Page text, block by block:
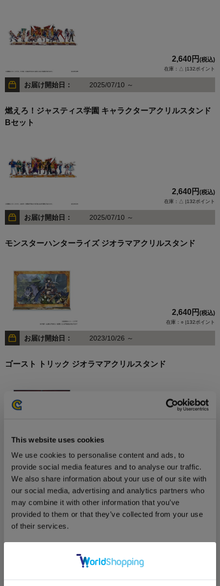
This website uses cookies
We use cookies to personalise content and ads, to
provide social media features and to analyse our traffic.
We also share information about your use of our site with
our social media, advertising and analytics partners who
may combine it with other information that you’ve
provided to them or that they’ve collected from your use
of their services.
2,640円 (税込)
在庫：△ |132ポイント
お届け開始日： 2025/07/10 ～
燃えろ！ジャスティス学園 キャラクターアクリルスタンド
Bセット
2,640円 (税込)
在庫：△ |132ポイント
お届け開始日： 2025/07/10 ～
モンスターハンターライズ ジオラマアクリルスタンド
2,640円 (税込)
在庫：○ |132ポイント
お届け開始日： 2023/10/26 ～
ゴースト トリック ジオラマアクリルスタンド
お届け開始日： 2023/10/26 ～
逆転裁判456 王泥喜セレクション ジオラマアクリルスタン